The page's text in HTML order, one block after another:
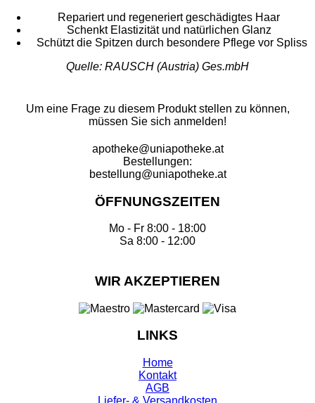
Repariert und regeneriert geschädigtes Haar
Schenkt Elastizität und natürlichen Glanz
Schützt die Spitzen durch besondere Pflege vor Spliss
Quelle: RAUSCH (Austria) Ges.mbH
Um eine Frage zu diesem Produkt stellen zu können,
müssen Sie sich anmelden!
apotheke@uniapotheke.at
Bestellungen:
bestellung@uniapotheke.at
ÖFFNUNGSZEITEN
Mo - Fr 8:00 - 18:00
Sa 8:00 - 12:00
WIR AKZEPTIEREN
LINKS
Home
Kontakt
AGB